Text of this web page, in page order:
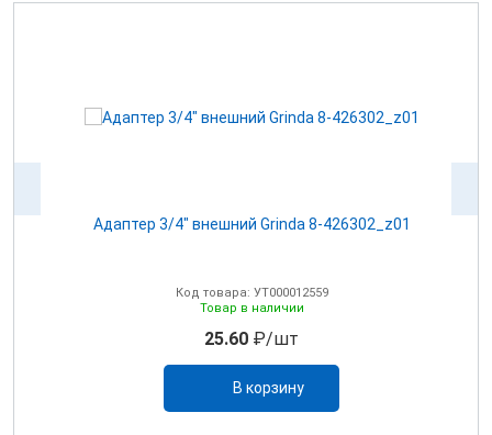
Адаптер 3/4" внешний Grinda 8-426302_z01
Код товара: УТ000012559
Товар в наличии
25.60 ₽/шт
В корзину